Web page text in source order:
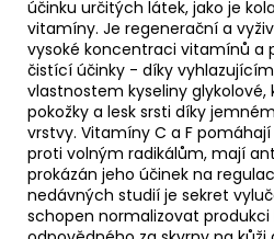
účinku určitých látek, jako je
vitamíny. Je regenerační a
vysoké koncentraci vitamínů a
čistící účinky - díky
vlastnostem kyseliny
pokožky a lesk srsti díky
vrstvy. Vitamíny C a F
proti volným radikálům, mají
prokázán jeho účinek na
nedávných studií je sekret
schopen normalizovat produkci